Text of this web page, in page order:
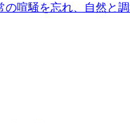
喧騒を忘れ、自然と